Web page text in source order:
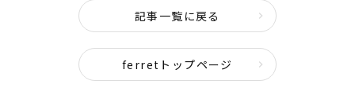
記事一覧に戻る
ferretトップページ